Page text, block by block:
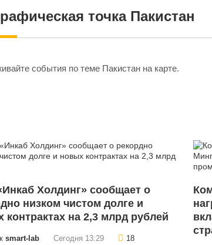
точка Пакистан
события по теме Пакистан на карте.
Холдинг» сообщает о
низком чистом долге и
контрактах на 2,3 млрд рублей
smart-lab Сегодня 13:29 18